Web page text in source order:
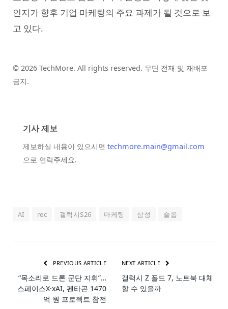
인지가 향후 기업 마케팅의 주요 과제가 될 것으로 보
고 있다.
© 2026 TechMore. All rights reserved. 무단 전재 및 재배포
금지.
기사 제보
제보하실 내용이 있으시면 techmore.main@gmail.com
으로 연락주세요.
AI rec 갤럭시S26 마케팅 삼성 슬롭
PREVIOUS ARTICLE
“목소리로 드론 군단 지휘”…
스페이스X·xAI, 펜타곤 1470
억 원 프로젝트 참전
NEXT ARTICLE
갤럭시 Z 폴드 7, 노트북 대체
할 수 있을까